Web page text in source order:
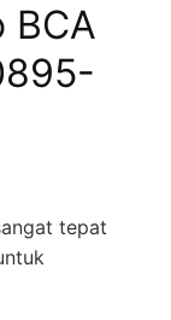
BCA
tepat